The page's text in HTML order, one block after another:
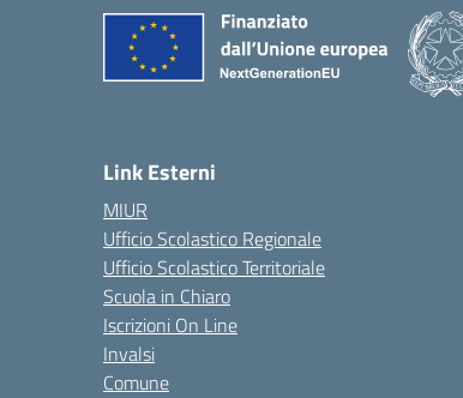
Link Esterni
MIUR
Ufficio Scolastico Regionale
Ufficio Scolastico Territoriale
Scuola in Chiaro
Iscrizioni On Line
Invalsi
Comune